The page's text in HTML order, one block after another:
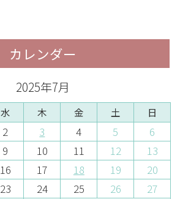
カレンダー
2025年7月
水 木 金 土 日
2 3 4 5
6
9 10 11 12
13
16 17 18 19
20
23 24 25 26
27